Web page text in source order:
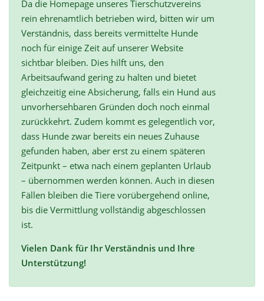
Da die Homepage unseres Tierschutzvereins
rein ehrenamtlich betrieben wird, bitten wir um
Verständnis, dass bereits vermittelte Hunde
noch für einige Zeit auf unserer Website
sichtbar bleiben. Dies hilft uns, den
Arbeitsaufwand gering zu halten und bietet
gleichzeitig eine Absicherung, falls ein Hund aus
unvorhersehbaren Gründen doch noch einmal
zurückkehrt. Zudem kommt es gelegentlich vor,
dass Hunde zwar bereits ein neues Zuhause
gefunden haben, aber erst zu einem späteren
Zeitpunkt – etwa nach einem geplanten Urlaub
– übernommen werden können. Auch in diesen
Fällen bleiben die Tiere vorübergehend online,
bis die Vermittlung vollständig abgeschlossen
ist.
Vielen Dank für Ihr Verständnis und Ihre
Unterstützung!